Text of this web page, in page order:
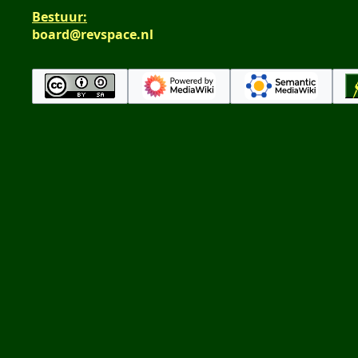
g
t
i
g
Bestuur:
board@revspace.nl